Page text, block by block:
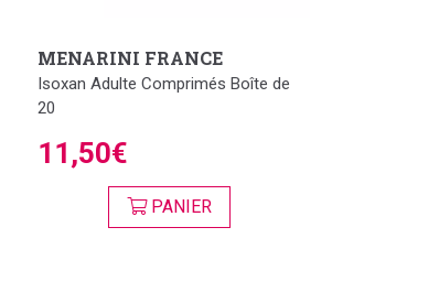
MENARINI FRANCE
Isoxan Adulte Comprimés Boîte de
20
11,50€
PANIER